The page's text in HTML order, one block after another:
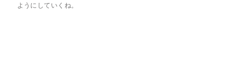
ようにしていくね。